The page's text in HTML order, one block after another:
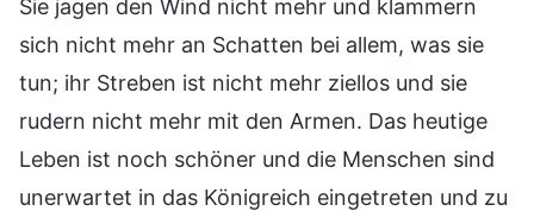
Sie jagen den Wind nicht mehr und klammern
sich nicht mehr an Schatten bei allem, was sie
tun; ihr Streben ist nicht mehr ziellos und sie
rudern nicht mehr mit den Armen. Das heutige
Leben ist noch schöner und die Menschen sind
unerwartet in das Königreich eingetreten und zu